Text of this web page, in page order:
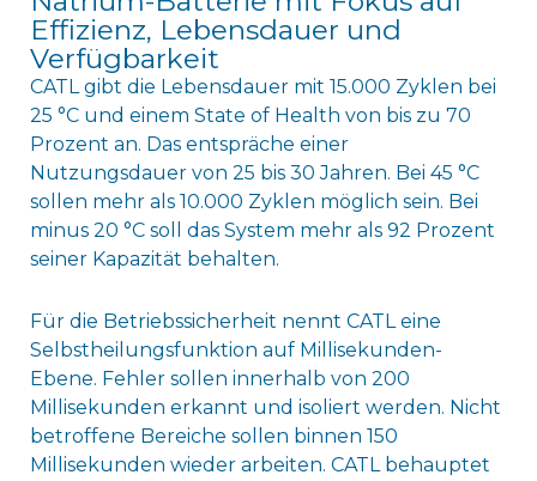
Effizienz, Lebensdauer und
Verfügbarkeit
CATL gibt die Lebensdauer mit 15.000 Zyklen bei
25 °C und einem State of Health von bis zu 70
Prozent an. Das entspräche einer
Nutzungsdauer von 25 bis 30 Jahren. Bei 45 °C
sollen mehr als 10.000 Zyklen möglich sein. Bei
minus 20 °C soll das System mehr als 92 Prozent
seiner Kapazität behalten.
Für die Betriebssicherheit nennt CATL eine
Selbstheilungsfunktion auf Millisekunden-
Ebene. Fehler sollen innerhalb von 200
Millisekunden erkannt und isoliert werden. Nicht
betroffene Bereiche sollen binnen 150
Millisekunden wieder arbeiten. CATL behauptet